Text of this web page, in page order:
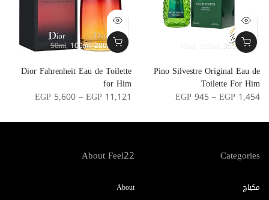
50ml 100ml 200ml
Dior Fahrenheit Eau de Toilette
for Him
EGP 5,600 – EGP 11,121
75ml 125ml 300ml
Pino Silvestre Original Eau de
Toilette For Him
EGP 945 – EGP 1,454
Categories
مكياج
About Feel22
About